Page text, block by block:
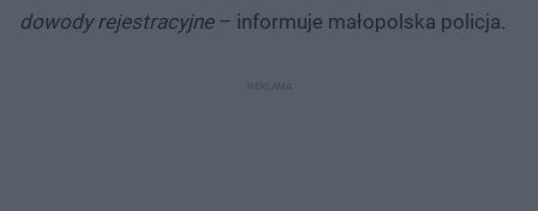
dowody rejestracyjne– informuje małopolska policja.